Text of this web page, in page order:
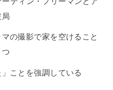
の撮影で家を空けること
ことを強調している